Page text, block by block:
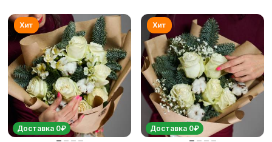
Доставка 0₽ Доставка 0₽